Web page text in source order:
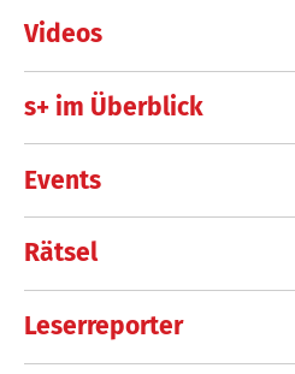
Videos
s+ im Überblick
Events
Rätsel
Leserreporter